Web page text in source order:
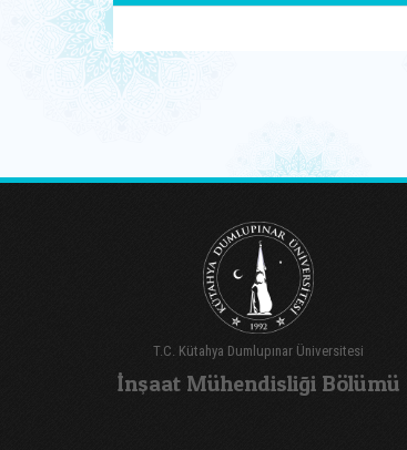
T.C. Kütahya Dumlupınar Üniversitesi
İnşaat Mühendisliği Bölümü